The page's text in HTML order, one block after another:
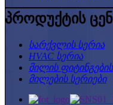
პროდუქტის
სარქვლის სერია
HVAC სერია
მილის
მილების სერიები